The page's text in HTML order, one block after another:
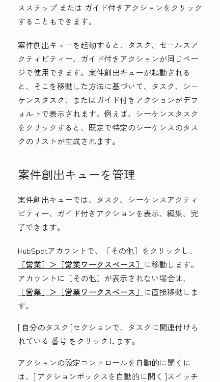
スステップ または ガイド付きアクションをクリック
することもできます。
案件創出キューを起動すると、タスク、セールスア
クティビティー、ガイド付きアクションが同じペー
ジで使用できます。案件創出キューが起動される
と、そこを移動した方法に基づいて、タスク、シー
ケンスタスク、またはガイド付きアクションがデフ
ォルトで表示されます。例えば、シーケンスタスク
をクリックすると、既定で特定のシーケンスのタス
クのリストが生成されます。
案件創出キューを管理
案件創出キューでは、タスク、シーケンスアクティ
ビティー、ガイド付きアクションを表示、編集、完
了できます。
HubSpotアカウントで、
［その他］をクリックし、
［営業］＞ ［営業ワークスペース］ に移動します。
アカウントに ［その他］が表示されない場合は、
［営業］＞ ［営業ワークスペース］ に直接移動しま
す。
[ 自分のタスク ]セクションで、タスクに関連付けら
れている 番号 をクリックします。
アクションの設定コントロールを自動的に開くに
は、[ アクションボックスを自動的に開く ]スイッチ